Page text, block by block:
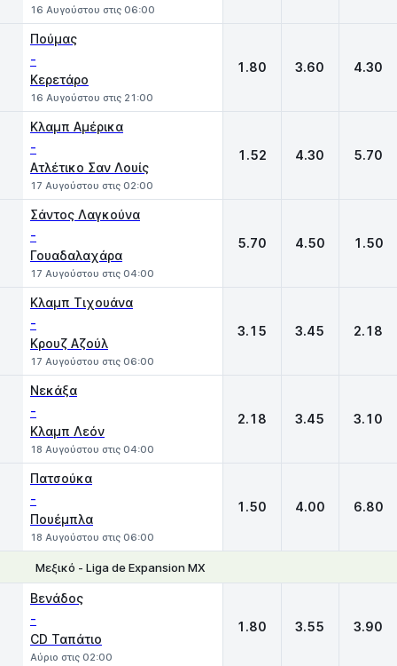
16 Αυγούστου στις 06:00
Πούμας
-
Κερετάρο
16 Αυγούστου στις 21:00
1.80 3.60 4.30
Κλαμπ Αμέρικα
-
Ατλέτικο Σαν Λουίς
17 Αυγούστου στις 02:00
1.52 4.30 5.70
Σάντος Λαγκούνα
-
Γουαδαλαχάρα
17 Αυγούστου στις 04:00
5.70 4.50 1.50
Κλαμπ Τιχουάνα
-
Κρουζ Αζούλ
17 Αυγούστου στις 06:00
3.15 3.45 2.18
Νεκάξα
-
Κλαμπ Λεόν
18 Αυγούστου στις 04:00
2.18 3.45 3.10
Πατσούκα
-
Πουέμπλα
18 Αυγούστου στις 06:00
1.50 4.00 6.80
Μεξικό - Liga de Expansion MX
Βενάδος
-
CD Ταπάτιο
Αύριο στις 02:00
1.80 3.55 3.90